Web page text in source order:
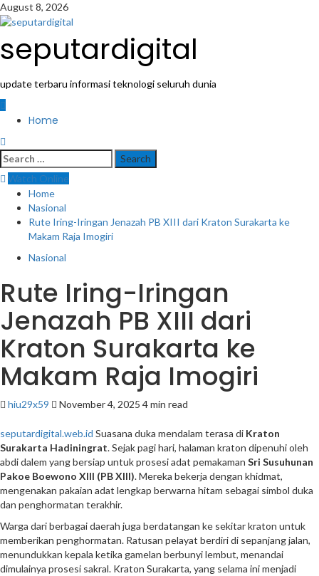
Skip
to
August 8, 2026
seputardigital
update terbaru informasi teknologi seluruh dunia
PrimaryHome
Search
for:
Watch Online
Home
Nasional
Rute Iring-Iringan Jenazah PB XIII dari Kraton Surakarta ke
Makam Raja Imogiri
Nasional
Rute Iring-Iringan
Jenazah PB XIII dari
Kraton Surakarta ke
Makam Raja Imogiri
hiu29x59 November 4, 2025 4 min read
seputardigital.web.id Suasana duka mendalam terasa di Kraton
Surakarta Hadiningrat. Sejak pagi hari, halaman kraton dipenuhi oleh
abdi dalem yang bersiap untuk prosesi adat pemakaman Sri Susuhunan
Pakoe Boewono XIII (PB XIII). Mereka bekerja dengan khidmat,
mengenakan pakaian adat lengkap berwarna hitam sebagai simbol duka
dan penghormatan terakhir.
Warga dari berbagai daerah juga berdatangan ke sekitar kraton untuk
memberikan penghormatan. Ratusan pelayat berdiri di sepanjang jalan,
menundukkan kepala ketika gamelan berbunyi lembut, menandai
dimulainya prosesi sakral. Kraton Surakarta, yang selama ini menjadi